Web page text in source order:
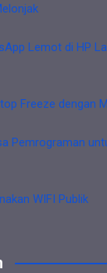
Lemot di HP
Freeze dengan
Pemrograman
WIFI Publik